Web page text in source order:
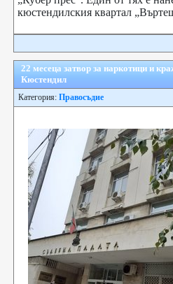
кюстендилския квартал
22 месеца затвор за наркотици и
Кюстендил
Категория: Правосъдие